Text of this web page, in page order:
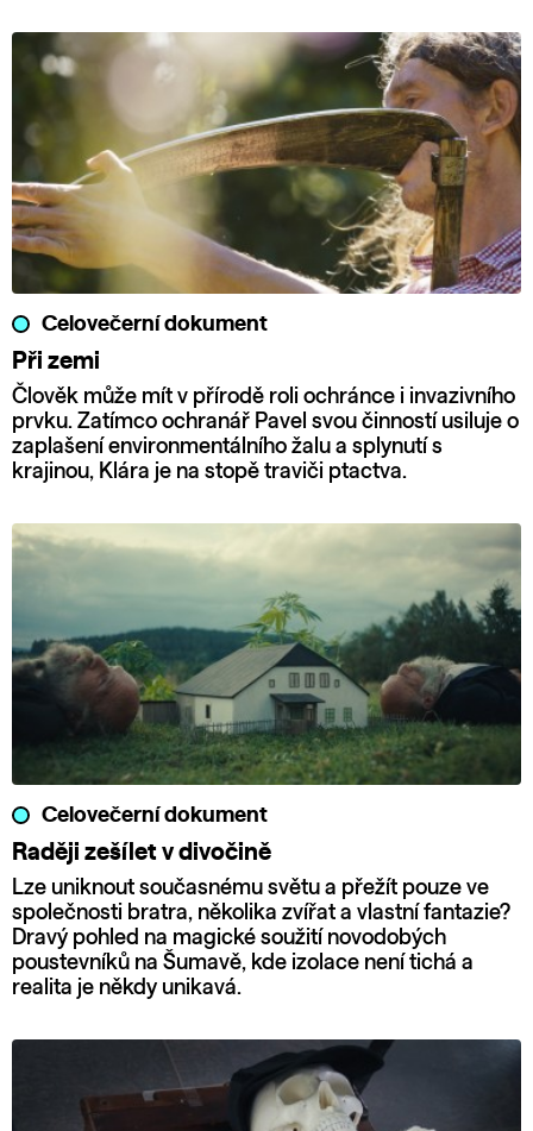
Celovečerní dokument
Při zemi
Člověk může mít v přírodě roli ochránce i invazivního
prvku. Zatímco ochranář Pavel svou činností usiluje o
zaplašení environmentálního žalu a splynutí s
krajinou, Klára je na stopě traviči ptactva.
Celovečerní dokument
Raději zešílet v divočině
Lze uniknout současnému světu a přežít pouze ve
společnosti bratra, několika zvířat a vlastní fantazie?
Dravý pohled na magické soužití novodobých
poustevníků na Šumavě, kde izolace není tichá a
realita je někdy unikavá.